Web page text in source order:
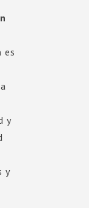
es
y
y